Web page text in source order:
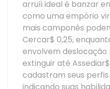
arruíi ideal é banzar
como uma empório
mais camponês
Cercar$ 0,25,
envolvem
extinguir até
cadastram seus